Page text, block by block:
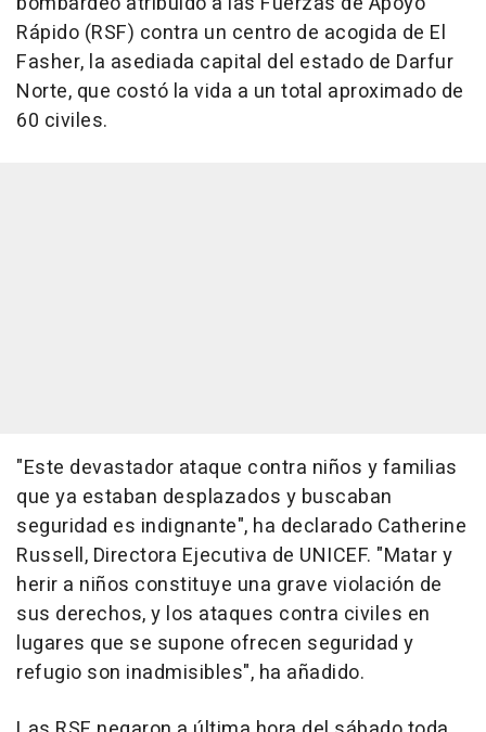
Rápido (RSF) contra un centro de acogida de El
Fasher, la asediada capital del estado de Darfur
Norte, que costó la vida a un total aproximado de
60 civiles.
"Este devastador ataque contra niños y familias
que ya estaban desplazados y buscaban
seguridad es indignante", ha declarado Catherine
Russell, Directora Ejecutiva de UNICEF. "Matar y
herir a niños constituye una grave violación de
sus derechos, y los ataques contra civiles en
lugares que se supone ofrecen seguridad y
refugio son inadmisibles", ha añadido.